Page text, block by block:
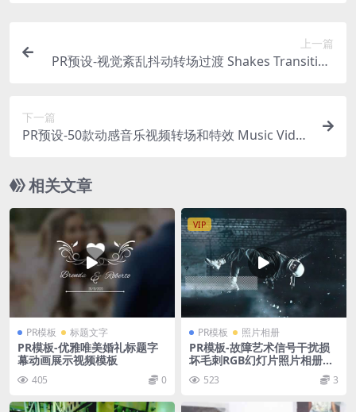
上一篇
PR预设-视觉紊乱抖动转场过渡 Shakes Transition
下一篇
PR预设-50款动感音乐视频转场和特效 Music Vide
相关文章
PR模板 标题文字
PR模板-优雅唯美婚礼标题字
幕动画展示视频模板
405 0
VIP
PR模板 照片相册
PR模板-故障艺术信号干扰损
坏毛刺RGB幻灯片照片相册影
集VLOG视频模板
523 3